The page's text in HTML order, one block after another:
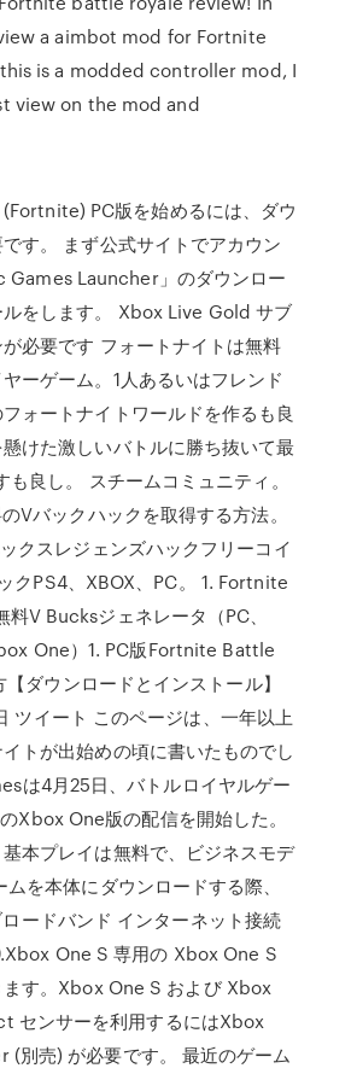
a aimbot mod for Fortnite
is a modded controller mod, I
view on the mod and
PC版を始めるには、ダウ
す。 まず公式サイトでアカウン
Games Launcher」のダウンロー
ルをします。 Xbox Live Gold サブ
必要です フォートナイトは無料
ーゲーム。1人あるいはフレンド
ォートナイトワールドを作るも良
けた激しいバトルに勝ち抜いて最
も良し。 スチームコミュニティ。
Vバックハックを取得する方法。
クスレジェンズハックフリーコイ
クPS4、XBOX、PC。 1. Fortnite
V Bucksジェネレータ（PC、
One）1. PC版Fortnite Battle
ダウンロードとインストール】
ツイート このページは、一年以上
トが出始めの頃に書いたものでし
は4月25日、バトルロイヤルゲー
Xbox One版の配信を開始した。
本プレイは無料で、ビジネスモデ
を本体にダウンロードする際、
ードバンド インターネット接続
One S 専用の Xbox One S
す。Xbox One S および Xbox
センサーを利用するにはXbox
別売) が必要です。 最近のゲーム